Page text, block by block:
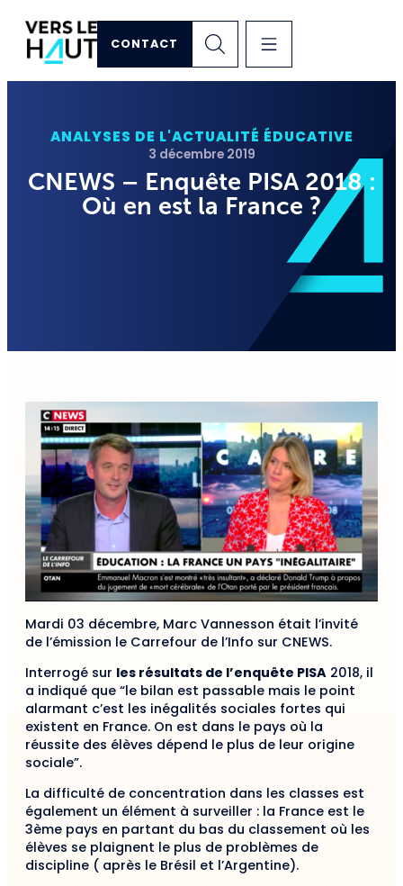
CONTACT
ANALYSES DE L'ACTUALITÉ ÉDUCATIVE
3 décembre 2019
CNEWS – Enquête PISA 2018 :
Où en est la France ?
Mardi 03 décembre, Marc Vannesson était l’invité
de l’émission le Carrefour de l’Info sur CNEWS.
Interrogé sur les résultats de l’enquête PISA 2018, il
a indiqué que “le bilan est passable mais le point
alarmant c’est les inégalités sociales fortes qui
existent en France. On est dans le pays où la
réussite des élèves dépend le plus de leur origine
sociale”.
La difficulté de concentration dans les classes est
également un élément à surveiller : la France est le
3ème pays en partant du bas du classement où les
élèves se plaignent le plus de problèmes de
discipline ( après le Brésil et l’Argentine).